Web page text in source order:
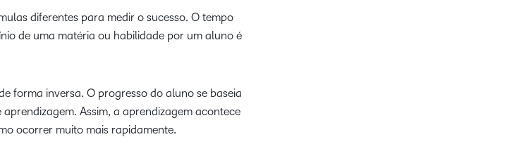
diferentes para medir o sucesso. O tempo
de uma matéria ou habilidade por um aluno é
forma inversa. O progresso do aluno se baseia
Assim, a aprendizagem acontece
ocorrer muito mais rapidamente.